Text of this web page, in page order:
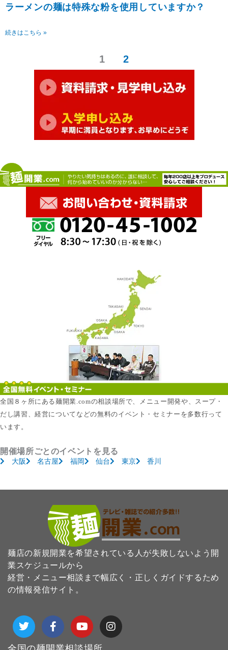
ラーメンの麺は特殊な粉を使用していますか？
続きはこちら »
1 2
全国８ヶ所にある麺開業.comの相談場所で、メニュー開発や、スープ・
だし講習、経営についてなどの無料のイベント・セミナーを多数行って
います。
開催場所ごとのイベントを見る
大阪 名古屋 福岡 仙台 東京 香川
麺店の新規開業を希望されている人が失敗しないよう開
業スケジュールから
経営・メニュー相談まで幅広く・正しくガイドするため
の情報発信サイト。
T
w
i
t
F
a
c
e
Y
o
u
t
I
n
s